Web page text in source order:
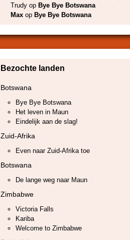
Trudy op Bye Bye Botswana
Max op Bye Bye Botswana
Bezochte landen
Botswana
Bye Bye Botswana
Het leven in Maun
Eindelijk aan de slag!
Zuid-Afrika
Even naar Zuid-Afrika toe
Botswana
De lange weg naar Maun
Zimbabwe
Victoria Falls
Kariba
Welcome to Zimbabwe